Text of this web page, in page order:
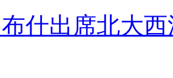
什出席北大